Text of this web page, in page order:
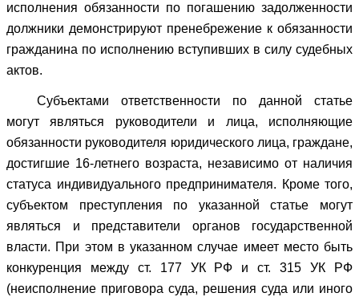
исполнения обязанности по погашению задолженности
должники демонстрируют пренебрежение к обязанности
гражданина по исполнению вступивших в силу судебных
актов.
Субъектами ответственности по данной статье
могут являться руководители и лица, исполняющие
обязанности руководителя юридического лица, граждане,
достигшие 16-летнего возраста, независимо от наличия
статуса индивидуального предпринимателя. Кроме того,
субъектом преступления по указанной статье могут
являться и представители органов государственной
власти. При этом в указанном случае имеет место быть
конкуренция между ст. 177 УК РФ и ст. 315 УК РФ
(неисполнение приговора суда, решения суда или иного